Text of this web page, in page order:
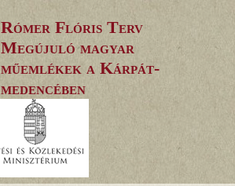
Rómer Flóris Terv
Megújuló magyar
műemlékek a Kárpát-
medencében